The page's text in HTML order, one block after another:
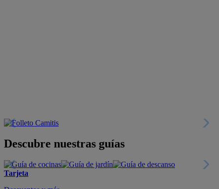
Descubre nuestras guías
Tarjeta